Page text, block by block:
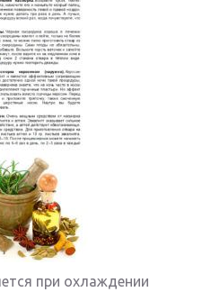
при охлаждении